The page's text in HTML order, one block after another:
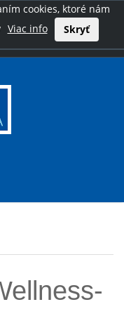
cookies, ktoré nám
Viac info Skryť